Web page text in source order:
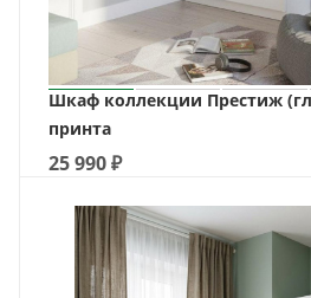
Шкаф коллекции Престиж
принта
25 990₽